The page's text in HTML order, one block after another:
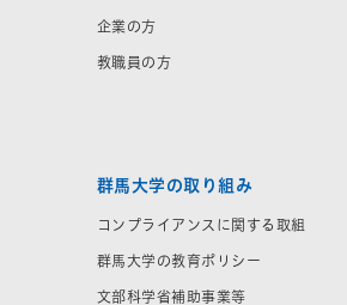
企業の方
教職員の方
群馬大学の取り組み
コンプライアンスに関する取組
群馬大学の教育ポリシー
文部科学省補助事業等